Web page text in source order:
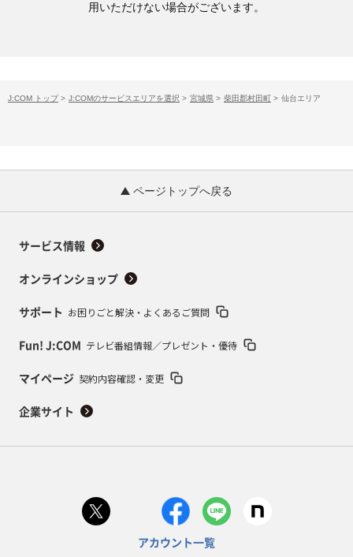
用いただけない場合がございます。
J:COM トップ > J:COMのサービスエリアを選択 > 宮城県 > 柴田郡村田町 > 仙台エリア
ページトップへ戻る
サービス情報
オンラインショップ
サポート お困りごと解決・よくあるご質問
Fun! J:COM テレビ番組情報／プレゼント・優待
マイページ 契約内容確認・変更
企業サイト
アカウント一覧